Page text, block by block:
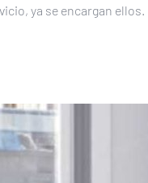
ya se encargan ellos.